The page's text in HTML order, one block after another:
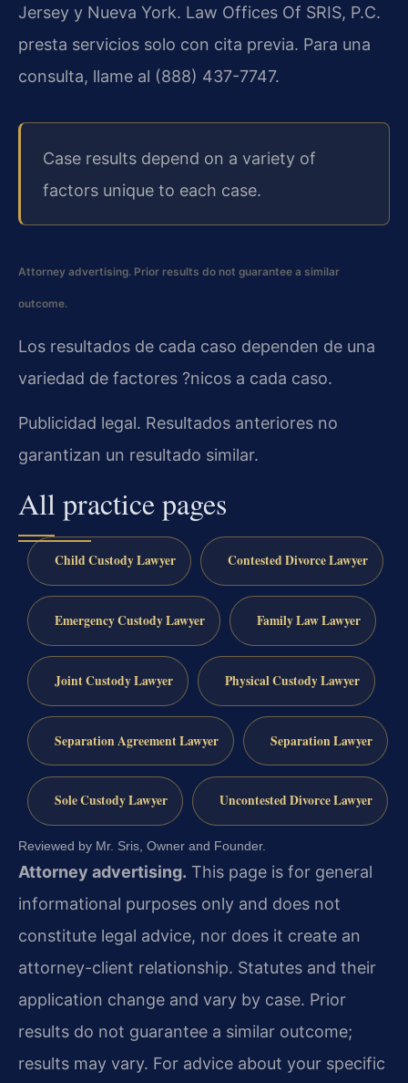
Jersey y Nueva York. Law Offices Of SRIS, P.C.
presta servicios solo con cita previa. Para una
consulta, llame al (888) 437-7747.
Case results depend on a variety of
factors unique to each case.
Attorney advertising. Prior results do not guarantee a similar
outcome.
Los resultados de cada caso dependen de una
variedad de factores ?nicos a cada caso.
Publicidad legal. Resultados anteriores no
garantizan un resultado similar.
All practice pages
Child Custody Lawyer Contested Divorce Lawyer
Emergency Custody Lawyer Family Law Lawyer
Joint Custody Lawyer Physical Custody Lawyer
Separation Agreement Lawyer Separation Lawyer
Sole Custody Lawyer Uncontested Divorce Lawyer
Reviewed by Mr. Sris, Owner and Founder.
Attorney advertising. This page is for general
informational purposes only and does not
constitute legal advice, nor does it create an
attorney-client relationship. Statutes and their
application change and vary by case. Prior
results do not guarantee a similar outcome;
results may vary. For advice about your specific